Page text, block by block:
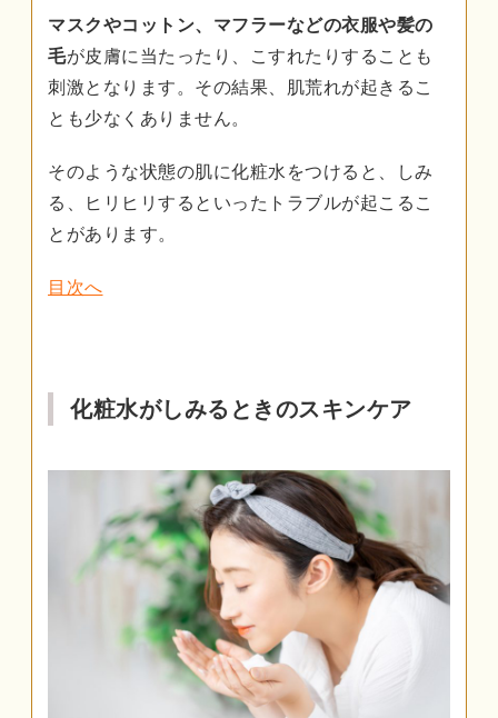
マスクやコットン、マフラーなどの衣服や髪の
毛が皮膚に当たったり、こすれたりすることも
刺激となります。その結果、肌荒れが起きるこ
とも少なくありません。
そのような状態の肌に化粧水をつけると、しみ
る、ヒリヒリするといったトラブルが起こるこ
とがあります。
目次へ
化粧水がしみるときのスキンケア